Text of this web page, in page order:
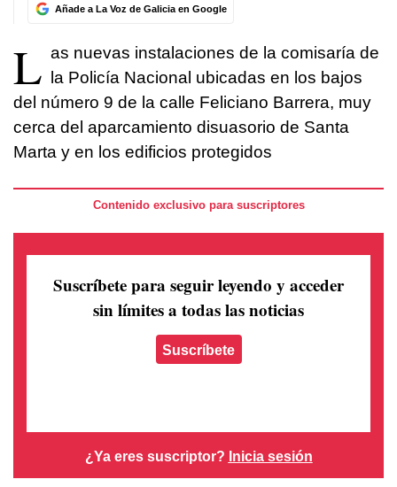
Añade a La Voz de Galicia en Google
L as nuevas instalaciones de la comisaría de
la Policía Nacional ubicadas en los bajos
del número 9 de la calle Feliciano Barrera, muy
cerca del aparcamiento disuasorio de Santa
Marta y en los edificios protegidos
Contenido exclusivo para suscriptores
Suscríbete para seguir leyendo y acceder
sin límites a todas las noticias
Suscríbete
¿Ya eres suscriptor? Inicia sesión